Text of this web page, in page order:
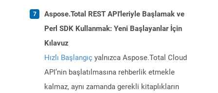
Aspose.Total REST API'leriyle Başlamak ve
Perl SDK Kullanmak: Yeni Başlayanlar İçin
Kılavuz
Hızlı Başlangıç yalnızca Aspose.Total Cloud
API’nin başlatılmasına rehberlik etmekle
kalmaz, aynı zamanda gerekli kitaplıkların